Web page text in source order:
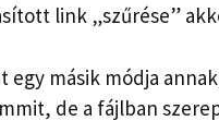
link „szűrése”
egy másik módja
de a fájlban